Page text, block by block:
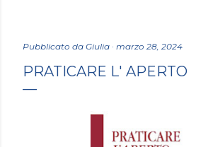
Pubblicato da Giulia marzo 28, 2024
PRATICARE L' APERTO